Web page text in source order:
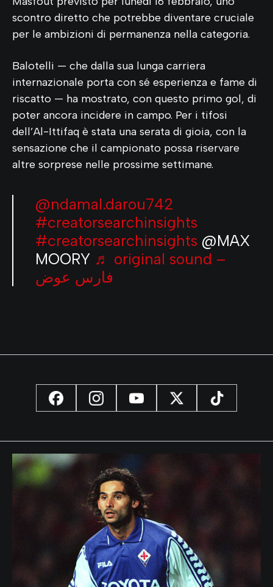
scontro diretto che potrebbe diventare cruciale
per le ambizioni di permanenza nella categoria.
Balotelli — che dalla sua lunga carriera
internazionale porta con sé esperienza e fame di
riscatto — ha mostrato, con questo primo gol, di
poter ancora incidere in campo. Per i tifosi
dell’Al-Ittifaq è stata una serata di gioia, con la
sensazione che il campionato possa riservare
altre sorprese nelle prossime settimane.
@ndamal.darou742
#creatorsearchinsights
#creatorsearchinsights @MAX
MOORY ♬ original sound –
فارس عوض